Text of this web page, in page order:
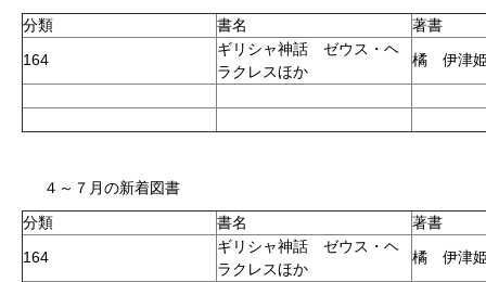
分類
書名
著書
164
ギリシャ神話 ゼウス・ヘ
ラクレスほか
橘 伊津姫
４～７月の新着図書
分類
書名
著書
164
ギリシャ神話 ゼウス・ヘ
ラクレスほか
橘 伊津姫